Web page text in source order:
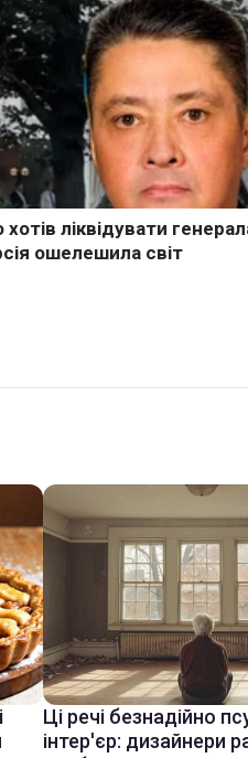
Ці речі безнадійно
інтер'єр: дизайнери